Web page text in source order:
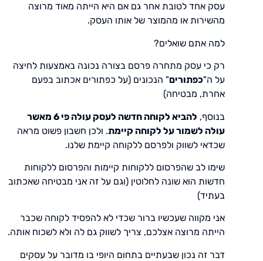
עסק אחד לטובת אחר גם אם היא הייתה מאוד מרוצה
מהשירות או מהמוצר של אותו העסק.
למה אתם שואלים?
רק כי עסק מתחרה פרסם בצורה נכונה באמצעות לחיצה
על ה"כפתורים" הנכונים (על כפתורים אכתוב בפעם
אחרת, מבטיחה)
בנוסף,
להביא לקוחה חדשה לעסק עולה פי 6 מאשר
עולה לשמור על לקוחה קיימת. ולכן חשבון פשוט מראה
שכדאי לשווק ולפרסם ללקוחה קיימת שלנו.
שימו לב שהפרסום ללקוחות קיימות והפרסום ללקוחות
חדשות הוא שונה לחלוטין (וגם על זה אני מבטיחה שאכתוב
בעתיד)
אני מקווה שעכשיו ברור שכדי לא להפסיד לקוחה שכבר
הייתה מרוצה אצלכם, צריך לשווק גם לה ולא לשכוח אותה.
דבר זה נכון שבעתיים בתחום היופי בו מדובר על עסקים